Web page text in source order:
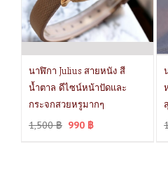
นาฬิกา Julius สายหนัง สี
น้ำตาล ดีไซน์หน้าปัดและ
กระจกสวยหรูมากๆ
1,500฿ 990 ฿